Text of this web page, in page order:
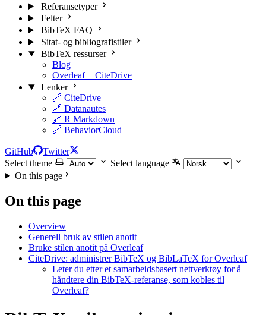
Referansetyper
Felter
BibTeX FAQ
Sitat- og bibliografistiler
BibTeX ressurser
Blog
Overleaf + CiteDrive
Lenker
🔗 CiteDrive
🔗 Datanautes
🔗 R Markdown
🔗 BehaviorCloud
GitHub
Twitter
Select theme
Select language
On this page
On this page
Overview
Generell bruk av stilen anotit
Bruke stilen anotit på Overleaf
CiteDrive: administrer BibTeX og BibLaTeX for Overleaf
Leter du etter et samarbeidsbasert nettverktøy for å
håndtere din BibTeX-referanse, som kobles til
Overleaf?